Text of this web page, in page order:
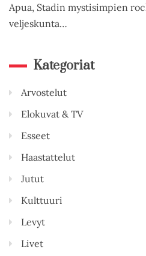
Apua, Stadin mystisimpien
veljeskunta…
Kategoriat
Arvostelut
Elokuvat & TV
Esseet
Haastattelut
Jutut
Kulttuuri
Levyt
Livet